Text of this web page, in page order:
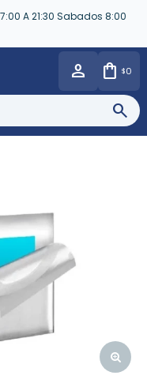
A 21:30 Sabados 8:00
$0